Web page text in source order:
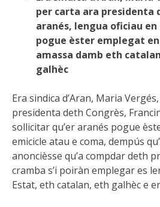
per carta ara presidenta
aranés, lengua oficiau
pogue èster emplegat
amassa damb eth
galhèc
Era sindica d’Aran, Maria
presidenta deth Congrès,
sollicitar qu’er aranés pogue
emicicle atau e coma, dempús
anoncièsse qu’a compdar deth
cramba s’i poiràn emplegar es
Estat, eth catalan, eth galhèc e